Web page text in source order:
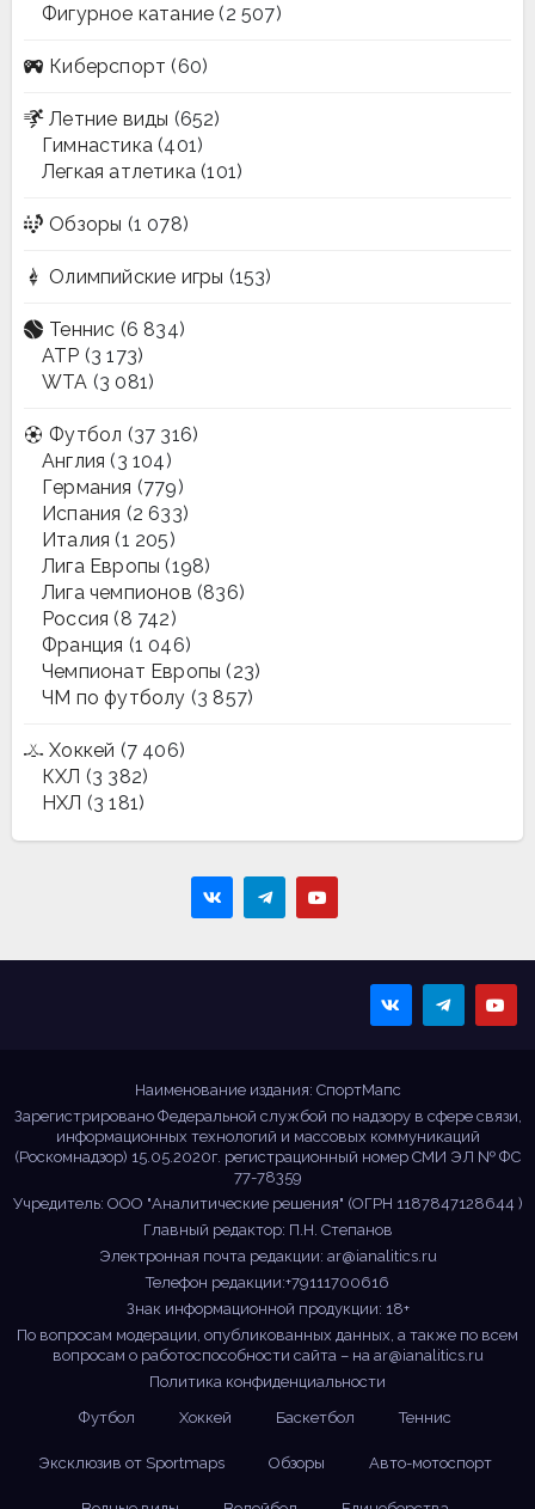
Фигурное катание (2 507)
Киберспорт (60)
Летние виды (652)
Гимнастика (401)
Легкая атлетика (101)
Обзоры (1 078)
Олимпийские игры (153)
Теннис (6 834)
ATP (3 173)
WTA (3 081)
Футбол (37 316)
Англия (3 104)
Германия (779)
Испания (2 633)
Италия (1 205)
Лига Европы (198)
Лига чемпионов (836)
Россия (8 742)
Франция (1 046)
Чемпионат Европы (23)
ЧМ по футболу (3 857)
Хоккей (7 406)
КХЛ (3 382)
НХЛ (3 181)
Наименование издания: СпортМапс
Зарегистрировано Федеральной службой по надзору в сфере связи,
информационных технологий и массовых коммуникаций
(Роскомнадзор) 15.05.2020г. регистрационный номер СМИ ЭЛ № ФС
77-78359
Учредитель: ООО "Аналитические решения" (ОГРН 1187847128644 )
Главный редактор: П.Н. Степанов
Электронная почта редакции: ar@ianalitics.ru
Телефон редакции:+79111700616
Знак информационной продукции: 18+
По вопросам модерации, опубликованных данных, а также по всем
вопросам о работоспособности сайта – на ar@ianalitics.ru
Политика конфиденциальности
Футбол
Хоккей Баскетбол Теннис
Эксклюзив от Sportmaps Обзоры Авто-мотоспорт